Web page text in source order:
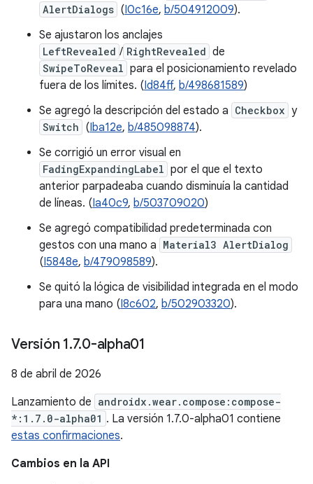
AlertDialogs (I0c16e, b/504912009).
Se ajustaron los anclajes
LeftRevealed / RightRevealed de
SwipeToReveal para el posicionamiento revelado
fuera de los límites. (Id84ff, b/498681589)
Se agregó la descripción del estado a Checkbox y
Switch (Iba12e, b/485098874).
Se corrigió un error visual en
FadingExpandingLabel por el que el texto
anterior parpadeaba cuando disminuía la cantidad
de líneas. (Ia40c9, b/503709020)
Se agregó compatibilidad predeterminada con
gestos con una mano a Material3 AlertDialog
(I5848e, b/479098589).
Se quitó la lógica de visibilidad integrada en el modo
para una mano (I8c602, b/502903320).
Versión 1.7.0-alpha01
8 de abril de 2026
Lanzamiento de androidx.wear.compose:compose-
*:1.7.0-alpha01 . La versión 1.7.0-alpha01 contiene
estas confirmaciones.
Cambios en la API